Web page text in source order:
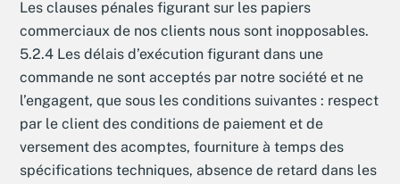
Les clauses pénales figurant sur les papiers
commerciaux de nos clients nous sont inopposables.
5.2.4 Les délais d’exécution figurant dans une
commande ne sont acceptés par notre société et ne
l’engagent, que sous les conditions suivantes : respect
par le client des conditions de paiement et de
versement des acomptes, fourniture à temps des
spécifications techniques, absence de retard dans les